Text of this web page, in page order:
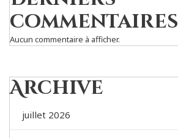
commentaires
Aucun commentaire à afficher.
Archive
juillet 2026